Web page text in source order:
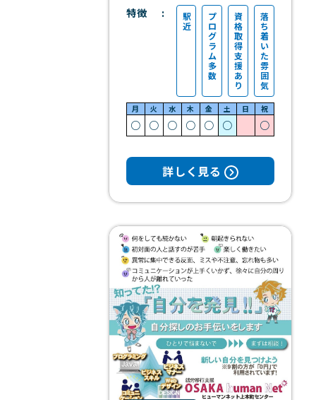
詳しく見る
特徴
駅
近
プ
ロ
グ
ラ
ム
多
数
資
格
取
得
支
援
あ
り
落
ち
着
い
た
雰
囲
気
月 火 水 木 金 土 日 祝
○ ○ ○ ○ ○ ○ ○